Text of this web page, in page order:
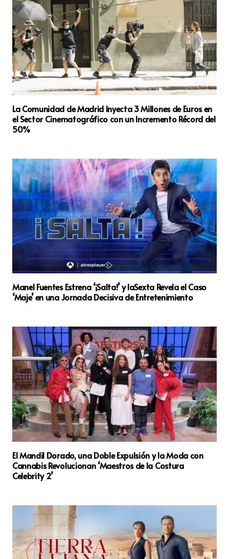
La Comunidad de Madrid Inyecta 3 Millones de Euros en
el Sector Cinematográfico con un Incremento Récord del
50%
Manel Fuentes Estrena ‘¡Salta!’ y laSexta Revela el Caso
‘Maje’ en una Jornada Decisiva de Entretenimiento
El Mandil Dorado, una Doble Expulsión y la Moda con
Cannabis Revolucionan ‘Maestros de la Costura
Celebrity 2’